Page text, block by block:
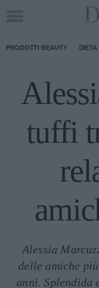
PRODOTTI BEAUTY
tuffi
Alessia
delle amiche
anni. Splendida